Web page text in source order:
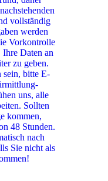
vollständig
werden
Vorkontrolle
Daten an
zu geben.
sein, bitte E-
uns, alle
Sollten
kommen,
48 Stunden.
nach
Sie nicht als